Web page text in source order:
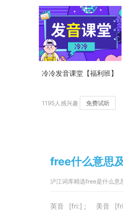
冷冷发音课堂【福利班】
1195人感兴趣 免费试听
free什么意思
沪江词库精选free是什么意
英音 [fri:] ; 美音